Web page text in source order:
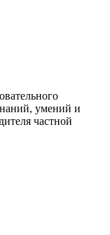
умений и
частной